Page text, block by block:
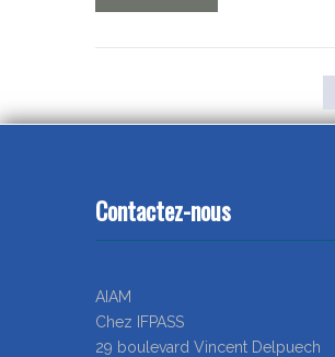
Contactez-nous
AIAM
Chez IFPASS
29 boulevard Vincent Delpuech